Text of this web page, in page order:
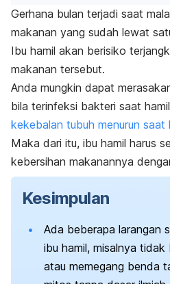
Gerhana bulan terjadi saat
makanan yang sudah lewat
Ibu hamil akan berisiko
makanan tersebut.
Anda mungkin dapat
bila terinfeksi bakteri saat
kekebalan tubuh menurun saat
Maka dari itu, ibu hamil harus
kebersihan makanannya
Kesimpulan
Ada beberapa larangan
ibu hamil, misalnya tidak
atau memegang benda